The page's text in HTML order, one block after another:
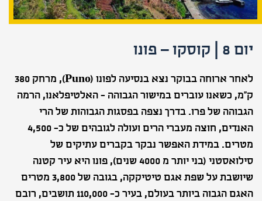
יום 8 | קוסקו – פונו
לאחר ארוחה בבוקר נצא בנסיעה לפונו (Puno
), מרחק 380
ק"מ, כשאנו עוברים במישור הגבוהה - האלטיפלאנו, הרמה
הגבוהה של פרו. בדרך נצפה בפסגות הגבוהות של הרי
האנדים, חוצה מעברי הרים ועולה לגובהים של כ- 4,500
מטרים. במידת האפשר נבקר בקברים עתיקים של
סילואסטני (בני יותר מ 4000 שנים), פונו היא עיר קטנה
שיושבת על שפת אגם טיטיקקה, בגובה של 3,800 מטרים
האגם הגבוה ביותר בעולם, בעיר כ- 110,000 תושבים, רובם